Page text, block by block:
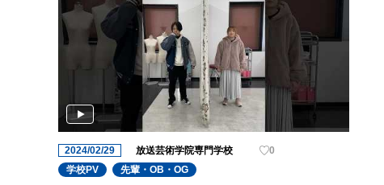
2024/02/29 放送芸術学院専門学校
0
学校PV
先輩・OB・OG